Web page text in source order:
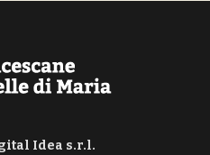
Idea s.r.l.